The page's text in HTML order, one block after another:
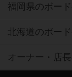
福岡県のボー
北海道のボー
オーナー・店